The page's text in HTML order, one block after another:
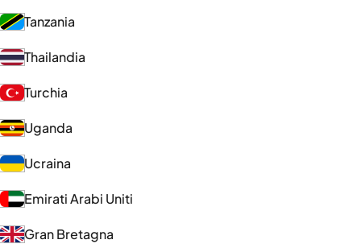
Tanzania
Thailandia
Turchia
Uganda
Ucraina
Emirati Arabi Uniti
Gran Bretagna